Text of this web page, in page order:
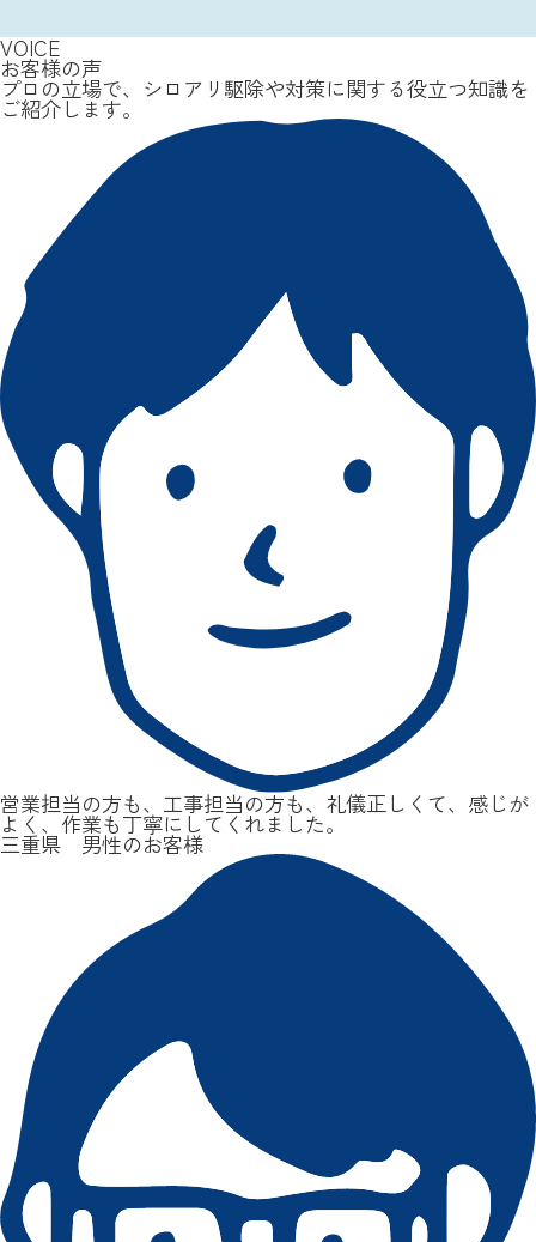
VOICE
お客様の声
プロの立場で、シロアリ駆除や対策に関する役立つ知識を
ご紹介します。
営業担当の方も、工事担当の方も、礼儀正しくて、感じが
よく、作業も丁寧にしてくれました。
三重県 男性のお客様